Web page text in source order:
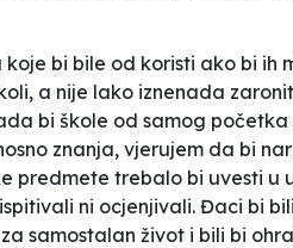
koje bi bile od koristi ako bi ih
a nije lako iznenada
bi škole od samog
znanja, vjerujem da bi
predmete trebalo bi uvesti u
ni ocjenjivali. Đaci bi
samostalan život i bili bi